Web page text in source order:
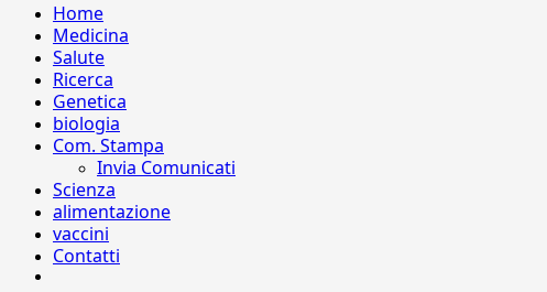
Home
Medicina
Salute
Ricerca
Genetica
biologia
Com. Stampa
Invia Comunicati
Scienza
alimentazione
vaccini
Contatti